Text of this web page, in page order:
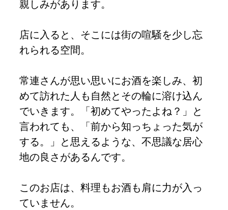
親しみがあります。
店に入ると、そこには街の喧騒を少し忘
れられる空間。
常連さんが思い思いにお酒を楽しみ、初
めて訪れた人も自然とその輪に溶け込ん
でいきます。「初めてやったよね？」と
言われても、「前から知っちょった気が
する。」と思えるような、不思議な居心
地の良さがあるんです。
このお店は、料理もお酒も肩に力が入っ
ていません。